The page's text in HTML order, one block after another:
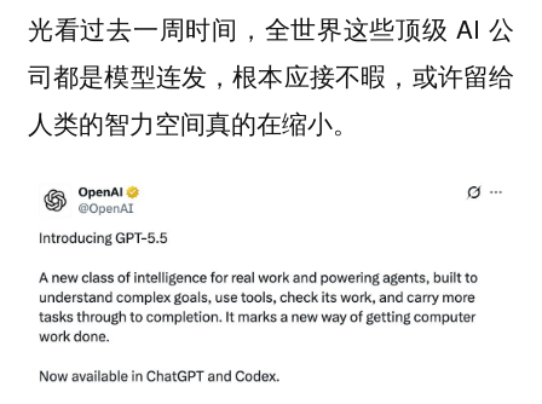
光看过去一周时间，全世界这些顶级 AI 公
司都是模型连发，根本应接不暇，或许留给
人类的智力空间真的在缩小。